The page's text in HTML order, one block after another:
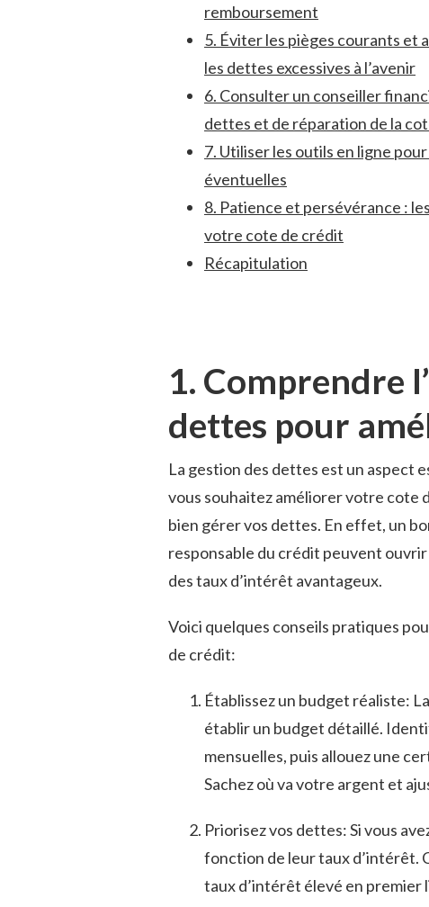
remboursement
5. Éviter‍ les pièges courants
les dettes excessives à l’avenir
6. Consulter un conseiller
dettes et de réparation‍ de la
7. Utiliser les outils en ligne
éventuelles
8. Patience et persévérance ‍:
votre cote de crédit
Récapitulation
1. Comprendre
dettes pour
La gestion des dettes est un aspect
vous souhaitez améliorer votre cote
bien⁢ gérer vos dettes. En effet, un
responsable‌ du crédit peuvent
des taux d’intérêt⁢ avantageux.
Voici ⁤quelques conseils pratiques
de crédit:
Établissez un budget réaliste:
établir un budget ​détaillé.
mensuelles, puis allouez une
Sachez où va votre argent et
Priorisez vos dettes: Si⁣ vous
fonction‍ de⁣ leur taux d’intérêt.
taux ‌d’intérêt élevé ‌en premier